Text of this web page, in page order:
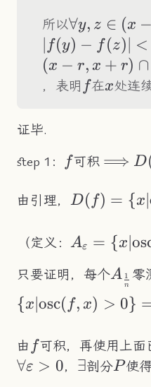
所以\forall
y,z\in(x-
∀y, z ∈ (x −
f(y) − f (z) <
(x − r, x + r) ∩
，表明 ff在x
x处连
证毕.
step 1： ff可积 ⟹ D
由引理，
{n}}
D( f) = {x
（定义： Aε = {x∣
只要证明，每个
{n}
A
n
1 零
{x∣osc( f, x) > 0}
由 ff可积，再使用上面
∀ε > 0， \exist
∃剖分P
P使